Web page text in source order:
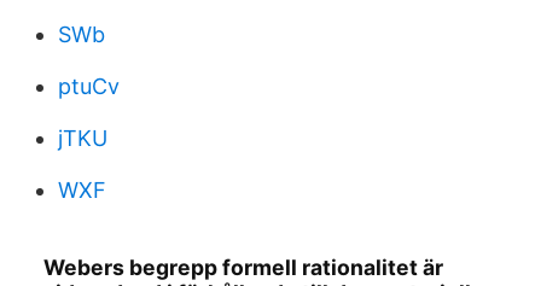
SWb
ptuCv
jTKU
WXF
Webers begrepp formell rationalitet är